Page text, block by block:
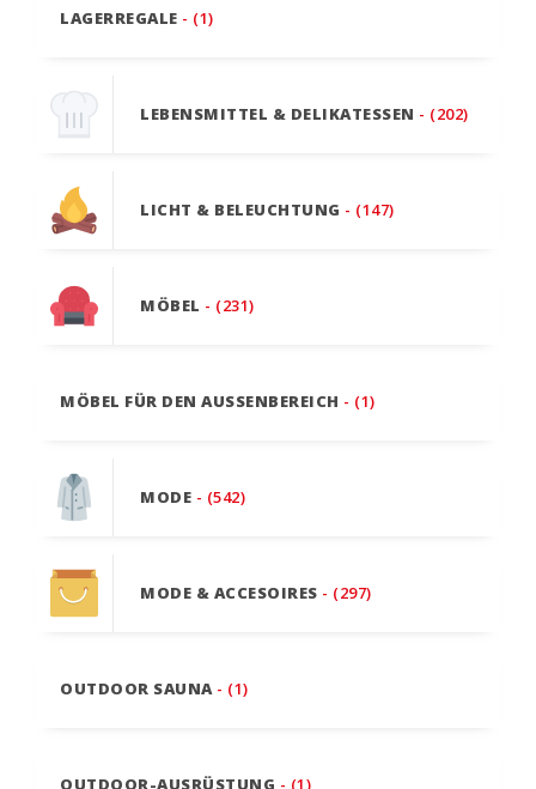
LAGERREGALE - (1)
LEBENSMITTEL & DELIKATESSEN - (202)
LICHT & BELEUCHTUNG - (147)
MÖBEL - (231)
MÖBEL FÜR DEN AUSSENBEREICH - (1)
MODE - (542)
MODE & ACCESOIRES - (297)
OUTDOOR SAUNA - (1)
OUTDOOR-AUSRÜSTUNG - (1)